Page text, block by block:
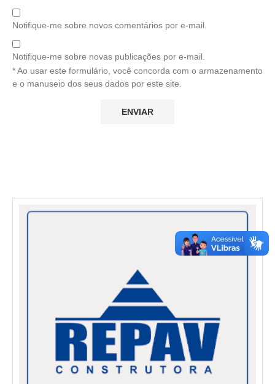
Notifique-me sobre novos comentários por e-mail.
Notifique-me sobre novas publicações por e-mail.
* Ao usar este formulário, você concorda com o armazenamento
e o manuseio dos seus dados por este site.